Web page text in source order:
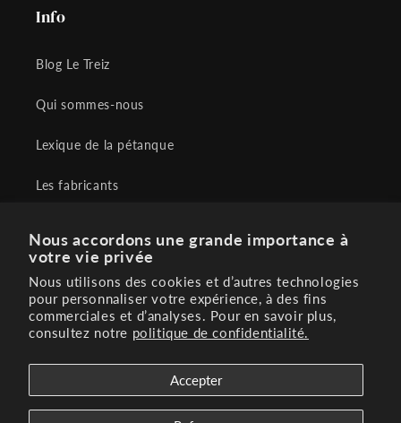
Nous accordons une grande importance à
votre vie privée
Nous utilisons des cookies et d’autres technologies
pour personnaliser votre expérience, à des fins
commerciales et d’analyses. Pour en savoir plus,
consultez notre politique de confidentialité.
Accepter
Info
Blog Le Treiz
Qui sommes-nous
Lexique de la pétanque
Les fabricants
Contactez-nous
FAQ
FacebookInstagramYouTube